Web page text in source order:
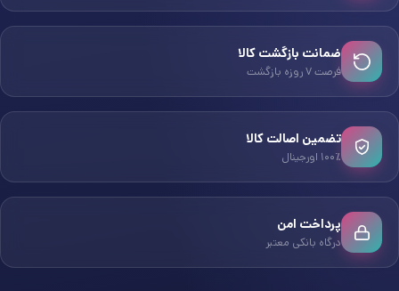
ضمانت بازگشت کالا
فرصت ۷ روزه بازگشت
تضمین اصالت کالا
۱۰۰٪ اورجینال
پرداخت امن
درگاه بانکی معتبر